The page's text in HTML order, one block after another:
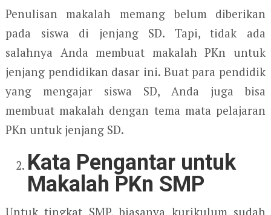
Penulisan makalah memang belum diberikan
pada siswa di jenjang SD. Tapi, tidak ada
salahnya Anda membuat makalah PKn untuk
jenjang pendidikan dasar ini. Buat para pendidik
yang mengajar siswa SD, Anda juga bisa
membuat makalah dengan tema mata pelajaran
PKn untuk jenjang SD.
Kata Pengantar untuk
Makalah PKn SMP
Untuk tingkat SMP, biasanya kurikulum sudah